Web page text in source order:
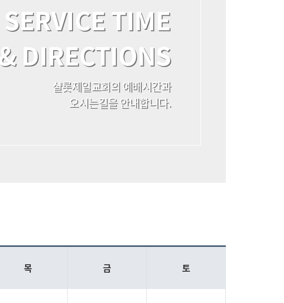
SERVICE TIME
& DIRECTIONS
샬롯제일교회의 예배시간과
오시는길을 안내합니다.
목 금 토